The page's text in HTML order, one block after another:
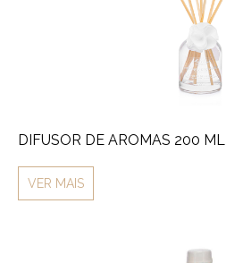
DIFUSOR DE AROMAS 200 ML
VER MAIS